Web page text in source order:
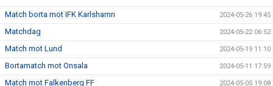
Match borta mot IFK Karlshamn 2024-05-26 19:45
Matchdag 2024-05-22 06:52
Match mot Lund 2024-05-19 11:10
Bortamatch mot Onsala 2024-05-11 17:59
Match mot Falkenberg FF 2024-05-05 19:08